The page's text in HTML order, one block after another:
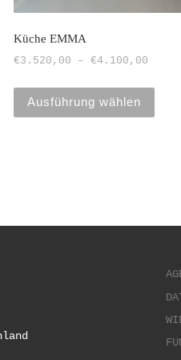
Küche EMMA
€3.520,00 –€4.100,00
Ausführung wählen